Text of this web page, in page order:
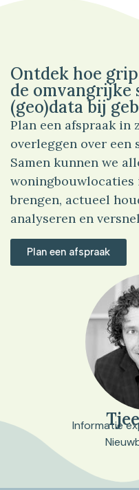
Ontdek hoe
de omvangrijke
(geo)data bij
Plan een afspraak in
overleggen over een
Samen kunnen we
woningbouwlocaties
brengen, actueel
analyseren en
Plan een afspraak
Informatie